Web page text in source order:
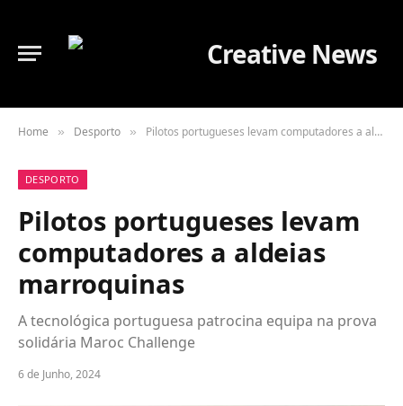
Home » Desporto » Pilotos portugueses levam computadores a aldeias marroquinas
DESPORTO
Pilotos portugueses levam
computadores a aldeias
marroquinas
A tecnológica portuguesa patrocina equipa na prova
solidária Maroc Challenge
6 de Junho, 2024